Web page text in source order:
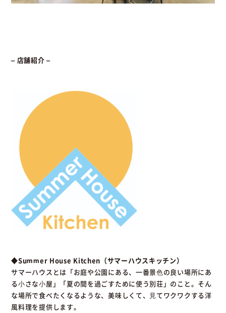
– 店舗紹介 –
◆Summer House Kitchen（サマーハウスキッチン）
サマーハウスとは「お庭や公園にある、一番景⾊の良い場所にあ
る⼩さな⼩屋」「夏の間を過ごすために使う別荘」のこと。そん
な場所で食べたくなるような、美味しくて、⾒てワクワクする洋
風料理を提供します。